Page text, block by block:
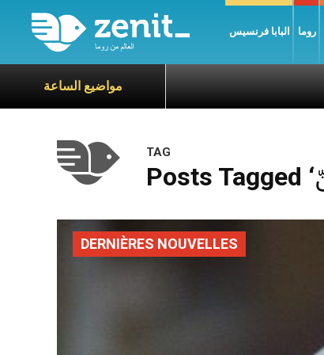
البابا فرنسيس روما
مواضيع الساعة
TAG
DERNIÈRES NOUVELLES